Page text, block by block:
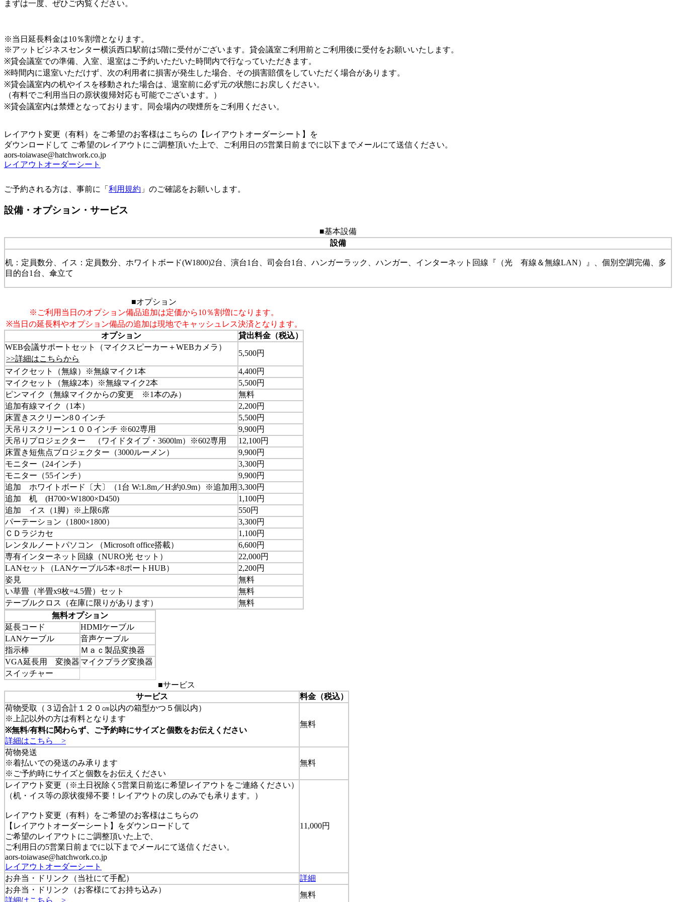
まずは一度、ぜひご内覧ください。
※当日延長料金は10％割増となります。
※アットビジネスセンター横浜西口駅前は5階に受付がございます。貸会議室ご利用前とご利用後に受付をお願いいたします。
※貸会議室での準備、入室、退室はご予約いただいた時間内で行なっていただきます。
※時間内に退室いただけず、次の利用者に損害が発生した場合、その損害賠償をしていただく場合があります。
※貸会議室内の机やイスを移動された場合は、退室前に必ず元の状態にお戻しください。
（有料でご利用当日の原状復帰対応も可能でございます。）
※貸会議室内は禁煙となっております。同会場内の喫煙所をご利用ください。
レイアウト変更（有料）をご希望のお客様はこちらの【レイアウトオーダーシート】を
ダウンロードして ご希望のレイアウトにご調整頂いた上で、ご利用日の5営業日前までに以下までメールにて送信ください。
aors-toiawase@hatchwork.co.jp
レイアウトオーダーシート
ご予約される方は、事前に「 利用規約 」のご確認をお願いします。
設備・オプション・サービス
■基本設備
設備
机：定員数分、イス：定員数分、ホワイトボード(W1800)2台、演台1台、司会台1台、ハンガーラック、ハンガー、インターネット回線『（光 有線＆無線LAN）』、個別空調完備、多
目的台1台、傘立て
■オプション
※ご利用当日のオプション備品追加は定価から10％割増になります。
※当日の延長料やオプション備品の追加は現地でキャッシュレス決済となります。
オプション
貸出料金（税込）
WEB会議サポートセット（マイクスピーカー＋WEBカメラ）
>>詳細はこちらから
5,500円
マイクセット（無線）※無線マイク1本
4,400円
マイクセット（無線2本）※無線マイク2本
5,500円
ピンマイク（無線マイクからの変更 ※1本のみ）
無料
追加有線マイク（1本）
2,200円
床置きスクリーン8０インチ
5,500円
天吊りスクリーン１００インチ ※602専用
9,900円
天吊りプロジェクター （ワイドタイプ・3600lm）※602専用
12,100円
床置き短焦点プロジェクター（3000ルーメン）
9,900円
モニター（24インチ）
3,300円
モニター（55インチ）
9,900円
追加 ホワイトボード〔大〕（1台 W:1.8m／H:約0.9m）※追加用 3,300円
追加 机 (H700×W1800×D450)
1,100円
追加 イス（1脚）※上限6席
550円
パーテーション（1800×1800）
3,300円
ＣＤラジカセ
1,100円
レンタルノートパソコン （Microsoft office搭載）
6,600円
専有インターネット回線（NURO光 セット）
22,000円
LANセット（LANケーブル5本+8ポートHUB）
2,200円
姿見
無料
い草畳（半畳x9枚=4.5畳）セット
無料
テーブルクロス（在庫に限りがあります）
無料
無料オプション
延長コード
HDMIケーブル
LANケーブル
音声ケーブル
指示棒
Ｍａｃ製品変換器
VGA延長用 変換器 マイクプラグ変換器
スイッチャー
■サービス
サービス
料金（税込）
荷物受取（３辺合計１２０㎝以内の箱型かつ５個以内）
※上記以外の方は有料となります
※無料/有料に関わらず、ご予約時にサイズと個数をお伝えください
詳細はこちら >
無料
荷物発送
※着払いでの発送のみ承ります
※ご予約時にサイズと個数をお伝えください
無料
レイアウト変更（※土日祝除く5営業日前迄に希望レイアウトをご連絡ください）
（机・イス等の原状復帰不要！レイアウトの戻しのみでも承ります。）
レイアウト変更（有料）をご希望のお客様はこちらの
【レイアウトオーダーシート】をダウンロードして
ご希望のレイアウトにご調整頂いた上で、
ご利用日の5営業日前までに以下までメールにて送信ください。
aors-toiawase@hatchwork.co.jp
レイアウトオーダーシート
11,000円
お弁当・ドリンク（当社にて手配）
詳細
お弁当・ドリンク（お客様にてお持ち込み）
無料